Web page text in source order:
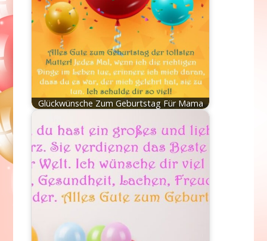
Glückwünsche Zum Geburtstag Für Mama